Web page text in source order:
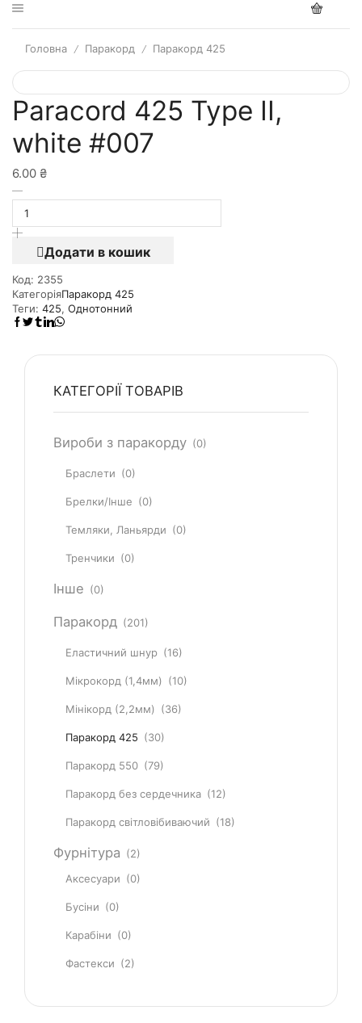
Головна / Паракорд / Паракорд 425
Paracord 425 Type II,
white #007
6.00 ₴
Додати в кошик
Код: 2355
КатегоріяПаракорд 425
Теги: 425, Однотонний
КАТЕГОРІЇ ТОВАРІВ
Вироби з паракорду (0)
Браслети (0)
Брелки/Інше (0)
Темляки, Ланьярди (0)
Тренчики (0)
Інше (0)
Паракорд (201)
Еластичний шнур (16)
Мікрокорд (1,4мм) (10)
Мінікорд (2,2мм) (36)
Паракорд 425 (30)
Паракорд 550 (79)
Паракорд без сердечника (12)
Паракорд світловібиваючий (18)
Фурнітура (2)
Аксесуари (0)
Бусіни (0)
Карабіни (0)
Фастекси (2)